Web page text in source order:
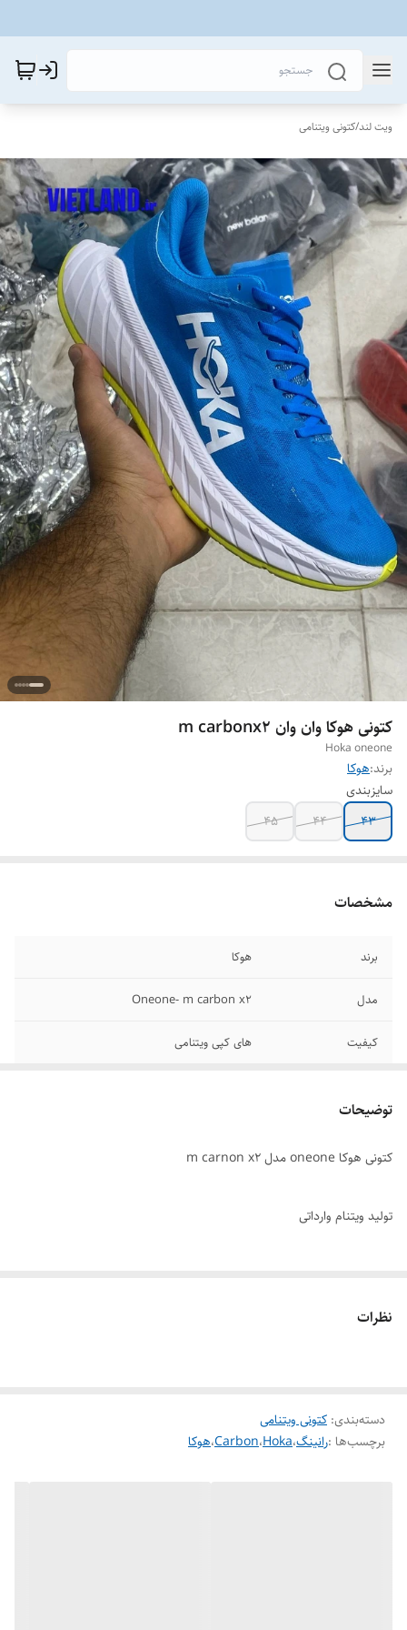
ویت لند/کتونی ویتنامی
کتونی هوکا وان وان m carbonx2
Hoka oneone
برند:هوکا
سایزبندی
۴۳
۴۴ ۴۵
مشخصات
برند هوکا
مدل Oneone- m carbon x2
کیفیت های کپی ویتنامی
سایز بندی
توضیحات
کتونی هوکا oneone مدل m carnon x2
تولید ویتنام وارداتی
نظرات
دسته‌بندی: کتونی ویتنامی
برچسب‌ها :رانینگ،Hoka،Carbon،هوکا